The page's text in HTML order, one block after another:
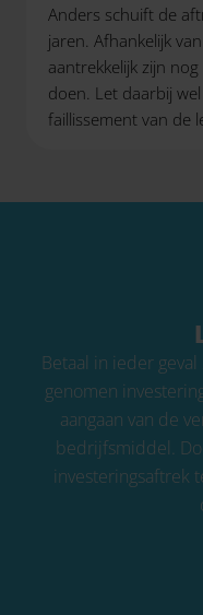
Anders schuift de
jaren. Afhankelijk
aantrekkelijk zijn
doen. Let daarbij
faillissement van de
Betaal in ieder
genomen
aangaan van de
bedrijfsmiddel.
investeringsaftrek